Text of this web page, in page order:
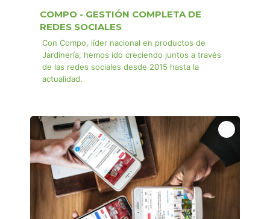
COMPO - GESTIÓN COMPLETA DE
REDES SOCIALES
Con Compo, líder nacional en productos de
Jardinería, hemos ido creciendo juntos a través
de las redes sociales desde 2015 hasta la
actualidad.